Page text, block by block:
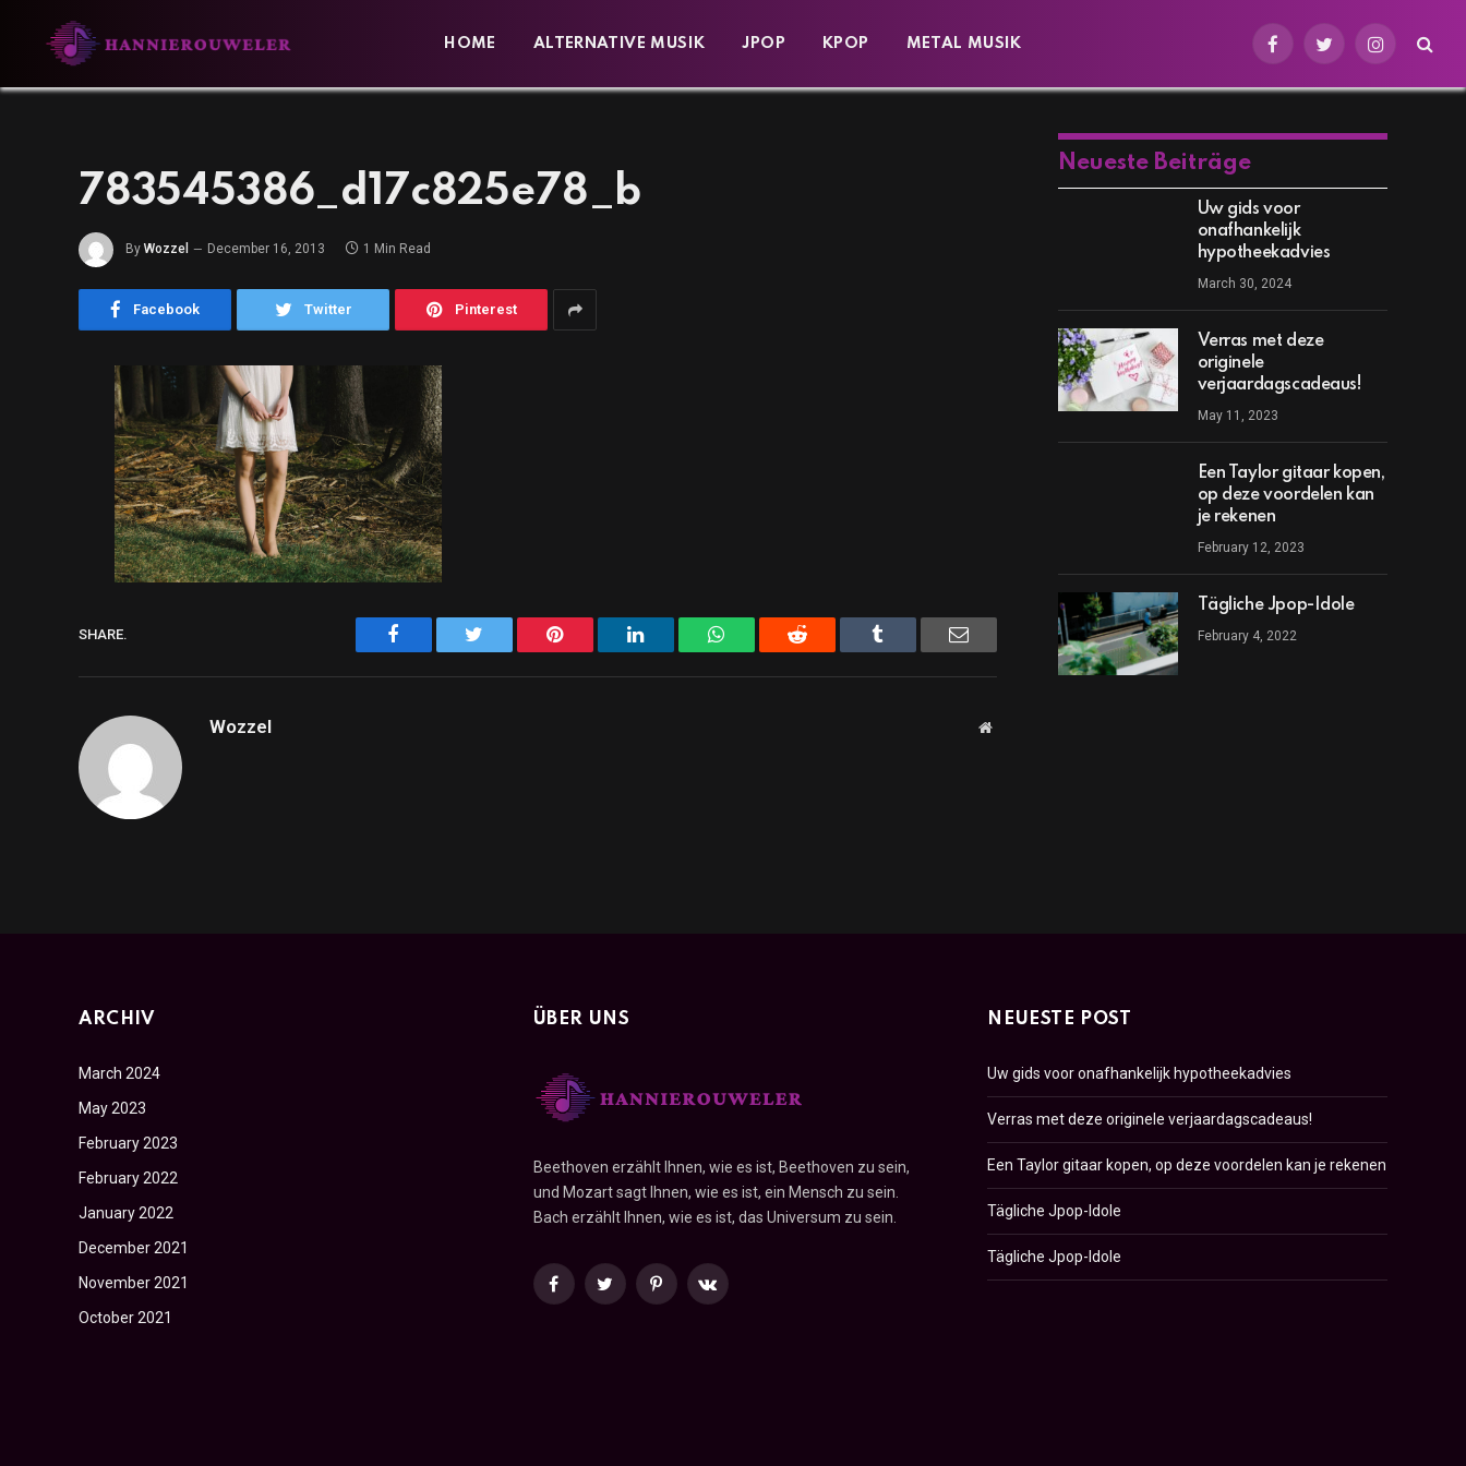
HOME ALTERNATIVE MUSIK JPOP KPOP METAL MUSIK
FacebookTwitterInstagram
783545386_d17c825e78_b
By Wozzel December 16, 2013 1 Min Read
Facebook Twitter Pinterest
SHARE. Facebook Pinterest LinkedIn WhatsAppReddit Email
Wozzel Website
Neueste Beiträge
Uw gids voor
onafhankelijk
hypotheekadvies
March 30, 2024
Verras met deze
originele
verjaardagscadeaus!
May 11, 2023
Een Taylor gitaar kopen,
op deze voordelen kan
je rekenen
February 12, 2023
Tägliche Jpop-Idole
February 4, 2022
ARCHIV
March 2024
May 2023
February 2023
February 2022
January 2022
December 2021
November 2021
October 2021
ÜBER UNS
Beethoven erzählt Ihnen, wie es ist, Beethoven zu sein,
und Mozart sagt Ihnen, wie es ist, ein Mensch zu sein.
Bach erzählt Ihnen, wie es ist, das Universum zu sein.
FacebookTwitterPinterestVKontakte
NEUESTE POST
Uw gids voor onafhankelijk hypotheekadvies
Verras met deze originele verjaardagscadeaus!
Een Taylor gitaar kopen, op deze voordelen kan je rekenen
Tägliche Jpop-Idole
Tägliche Jpop-Idole